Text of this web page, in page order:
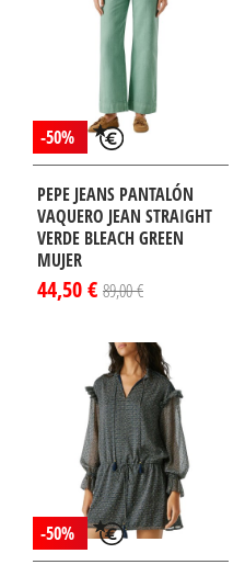
-50%
PEPE JEANS PANTALÓN
VAQUERO JEAN STRAIGHT
VERDE BLEACH GREEN
MUJER
44,50 € 89,00 €
-50%